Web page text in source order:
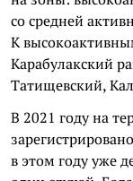
со средней
К
Карабулакский
Татищевский,
В 2021 году на
в этом году уже